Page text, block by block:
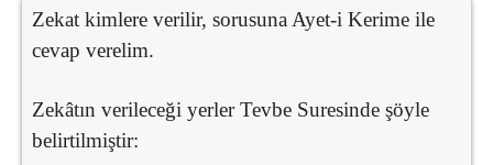
Zekat kimlere verilir, sorusuna Ayet-i Kerime ile
cevap verelim.
Zekâtın verileceği yerler Tevbe Suresinde şöyle
belirtilmiştir: